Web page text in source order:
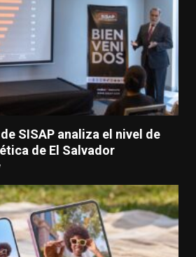
SISAP analiza el nivel de
de El Salvador